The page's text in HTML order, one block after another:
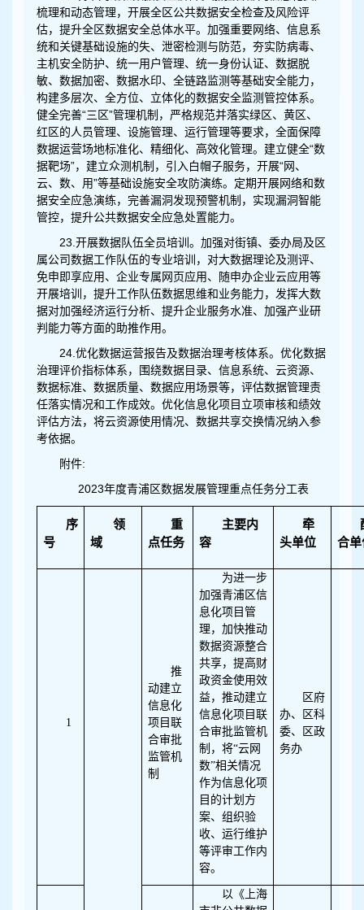
梳理和动态管理，开展全区公共数据安全检查及风险评
估，提升全区数据安全总体水平。加强重要网络、信息系
统和关键基础设施的失、泄密检测与防范，夯实防病毒、
主机安全防护、统一用户管理、统一身份认证、数据脱
敏、数据加密、数据水印、全链路监测等基础安全能力，
构建多层次、全方位、立体化的数据安全监测管控体系。
健全完善“三区”管理机制，严格规范并落实绿区、黄区、
红区的人员管理、设施管理、运行管理等要求，全面保障
数据运营场地标准化、精细化、高效化管理。建立健全“数
据靶场”，建立众测机制，引入白帽子服务，开展“网、
云、数、用”等基础设施安全攻防演练。定期开展网络和数
据安全应急演练，完善漏洞发现预警机制，实现漏洞智能
管控，提升公共数据安全应急处置能力。
23.开展数据队伍全员培训。加强对街镇、委办局及区
属公司数据工作队伍的专业培训，对大数据理论及测评、
免申即享应用、企业专属网页应用、随申办企业云应用等
开展培训，提升工作队伍数据思维和业务能力，发挥大数
据对加强经济运行分析、提升企业服务水准、加强产业研
判能力等方面的助推作用。
24.优化数据运营报告及数据治理考核体系。优化数据
治理评价指标体系，围绕数据目录、信息系统、云资源、
数据标准、数据质量、数据应用场景等，评估数据管理责
任落实情况和工作成效。优化信息化项目立项审核和绩效
评估方法，将云资源使用情况、数据共享交换情况纳入参
考依据。
附件:
2023年度青浦区数据发展管理重点任务分工表
序
号
领
域
重
点任务
主要内
容
牵
头单位
合单
1
推
动建立
信息化
项目联
合审批
监管机
制
为进一步
加强青浦区信
息化项目管
理，加快推动
数据资源整合
共享，提高财
政资金使用效
益，推动建立
信息化项目联
合审批监管机
制，将“云网
数”相关情况
作为信息化项
目的计划方
案、组织验
收、运行维护
等评审工作内
容。
区府
办、区科
委、区政
务办
以《上海